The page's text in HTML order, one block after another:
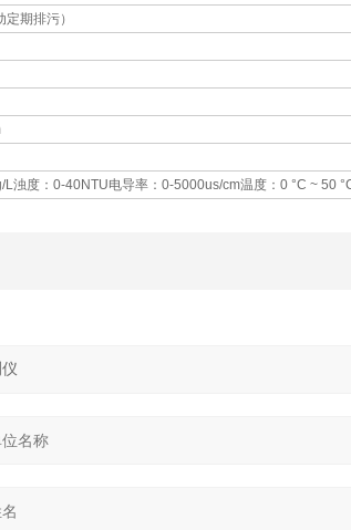
期排污）
浊度：0-40NTU电导率：0-5000us/cm温度：0 °C ~ 50